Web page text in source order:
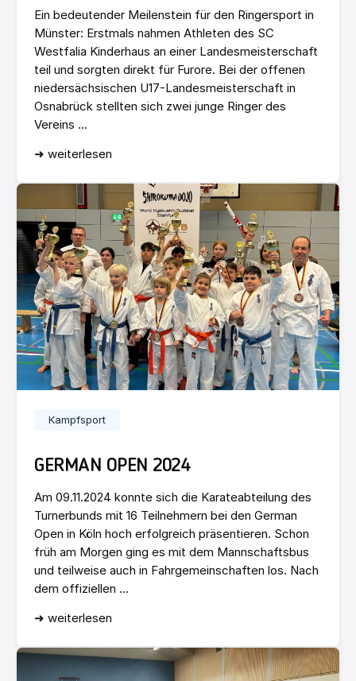
Ein bedeutender Meilenstein für den Ringersport in
Münster: Erstmals nahmen Athleten des SC
Westfalia Kinderhaus an einer Landesmeisterschaft
teil und sorgten direkt für Furore. Bei der offenen
niedersächsischen U17-Landesmeisterschaft in
Osnabrück stellten sich zwei junge Ringer des
Vereins ...
➜ weiterlesen
Kampfsport
GERMAN OPEN 2024
Am 09.11.2024 konnte sich die Karateabteilung des
Turnerbunds mit 16 Teilnehmern bei den German
Open in Köln hoch erfolgreich präsentieren. Schon
früh am Morgen ging es mit dem Mannschaftsbus
und teilweise auch in Fahrgemeinschaften los. Nach
dem offiziellen ...
➜ weiterlesen